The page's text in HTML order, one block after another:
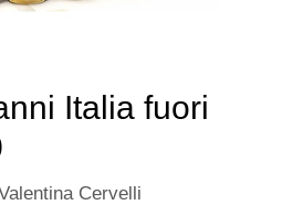
Italia fuori
Cervelli